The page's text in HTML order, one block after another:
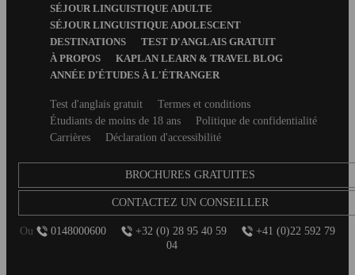
SÉJOUR LINGUISTIQUE ADULTE
SÉJOUR LINGUISTIQUE ADOLESCENT
DESTINATIONS
TEST D'ANGLAIS GRATUIT
À PROPOS
KAPLAN LEARN & TRAVEL BLOG
ANNÉE D'ÉTUDES À L'ÉTRANGER
SecondaryTest d'anglais gratuit
Termes et conditions
Étudiants de moins de 18 ans
Politique de confidentialité
Carrières
Déclaration d'accessibilité
BROCHURES GRATUITES
CONTACTEZ UN CONSEILLER
Ou 0148000600 +32 (0) 28 95 40 59
+41 (0)22 592 79
04